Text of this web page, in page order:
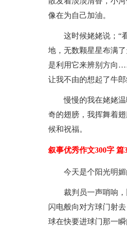
像在为自己加油。
这时候姥姥说；“
地，无数颗星星布满
是利用它来辨别方向
让我不由的想起了牛
慢慢的我在姥姥
奇的翅膀，我挥舞着
候和祝福。
叙事优秀作文300字 篇
今天是个阳光明
裁判员一声哨响
闪电般向对方球门射
球在快要进球门那一